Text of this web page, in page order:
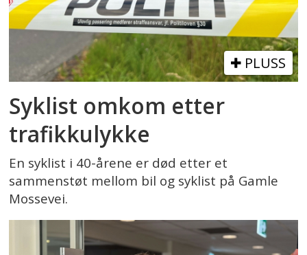
PLUSS
Syklist omkom etter
trafikkulykke
En syklist i 40-årene er død etter et
sammenstøt mellom bil og syklist på Gamle
Mossevei.